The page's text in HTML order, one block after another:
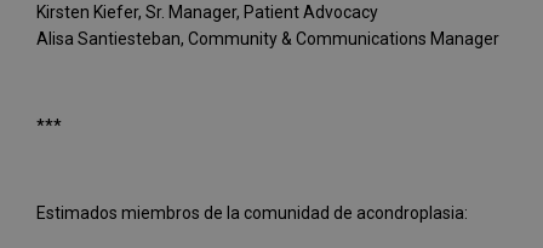
Kirsten Kiefer, Sr. Manager, Patient Advocacy
Alisa Santiesteban, Community & Communications Manager
***
Estimados miembros de la comunidad de acondroplasia: